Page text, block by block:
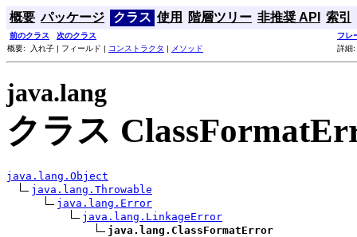
概要 パッケージ クラス 使用 階層ツリー 非推奨 API 索引
前のクラス 次のクラス
フレ
概要: 入れ子 | フィールド | コンストラクタ | メソッド 詳細
java.lang
クラス
java.lang.Object
java.lang.Throwable
java.lang.Error
java.lang.LinkageError
java.lang.ClassFormatError